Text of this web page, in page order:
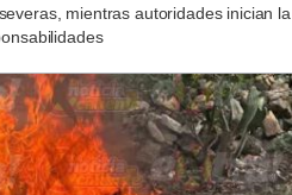
mientras autoridades inician la